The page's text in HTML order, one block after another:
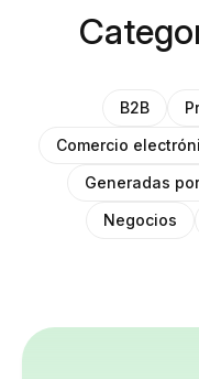
B2B
Comercio
Generadas
Negocios